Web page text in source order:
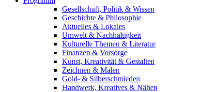
Gesellschaft, Politik & Wissen
Geschichte & Philosophie
Aktuelles & Lokales
Umwelt & Nachhaltigkeit
Kulturelle Themen & Literatur
Finanzen & Vorsorge
Kunst, Kreativität & Gestalten
Zeichnen & Malen
Gold- & Silberschmieden
Handwerk, Kreatives & Nähen